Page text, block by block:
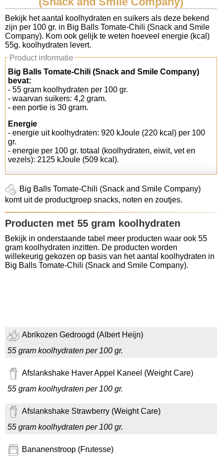
Koolhydraten tellen
Links
Bekijk het aantal koolhydraten en suikers als deze bekend
zijn per 100 gr. in Big Balls Tomate-Chili (Snack and Smile
Company). Kom ook gelijk te weten hoeveel energie (kcal)
55g. koolhydraten levert.
Product informatie
Big Balls Tomate-Chili (Snack and Smile Company)
bevat:
- 55 gram koolhydraten per 100 gr.
- waarvan suikers: 4,2 gram.
- een portie is 30 gram.
Energie
- energie uit koolhydraten: 920 kJoule (220 kcal) per 100
gr.
- energie per 100 gr. totaal (koolhydraten, eiwit, vet en
vezels): 2125 kJoule (509 kcal).
Big Balls Tomate-Chili (Snack and Smile Company)
komt uit de productgroep snacks, noten en zoutjes.
Producten met 55 gram koolhydraten
Bekijk in onderstaande tabel meer producten waar ook 55
gram koolhydraten inzitten. De producten worden
willekeurig gekozen op basis van het aantal koolhydraten in
Big Balls Tomate-Chili (Snack and Smile Company).
Abrikozen Gedroogd (Albert Heijn)
55 gram koolhydraten per 100 gr.
Afslankshake Haver Appel Kaneel (Weight Care)
55 gram koolhydraten per 100 gr.
Afslankshake Strawberry (Weight Care)
55 gram koolhydraten per 100 gr.
Bananenstroop (Frutesse)